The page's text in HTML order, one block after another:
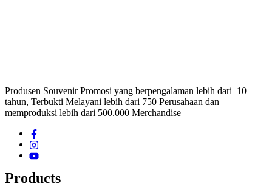
Produsen Souvenir Promosi yang berpengalaman lebih dari 10
tahun, Terbukti Melayani lebih dari 750 Perusahaan dan
memproduksi lebih dari 500.000 Merchandise
Products